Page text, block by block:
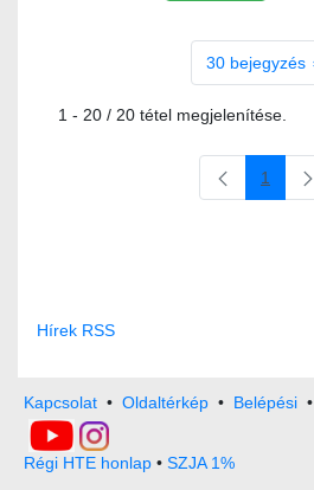
30 bejegyzés
1 - 20 / 20 tétel megjelenítése.
Oldal
1
Hírek RSS
Kapcsolat • Oldaltérkép • Belépési •
Régi HTE honlap • SZJA 1%